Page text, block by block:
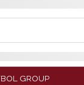
GROUP